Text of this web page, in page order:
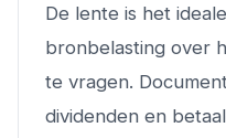
De lente is het
bronbelasting over
te vragen.
dividenden en